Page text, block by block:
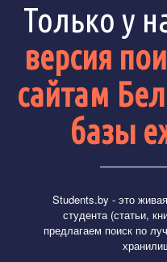
Только у
версия
сайтам
базы
Students.by - это
студента (статьи,
предлагаем поиск по